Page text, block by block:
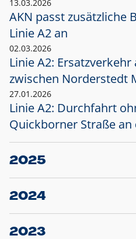
13.03.2026
AKN passt zusätzliche
Linie A2 an
02.03.2026
Linie A2: Ersatzverkehr
zwischen Norderstedt
27.01.2026
Linie A2: Durchfahrt
Quickborner Straße
2025
23.12.2025
Projekt S5: Start der
2024
10.12.2024
Großprojekt S5:
2023